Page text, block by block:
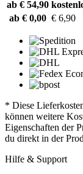
ab € 54,90
ab € 0,00 € 6,90
* Diese
können weitere
Eigenschaften der
du direkt in der
Hilfe & Support